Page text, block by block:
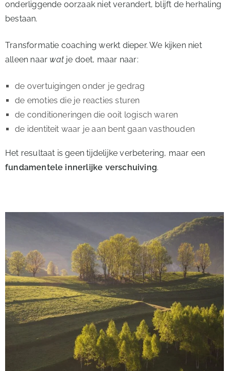
onderliggende oorzaak niet verandert, blijft de herhaling
bestaan.
Transformatie coaching werkt dieper. We kijken niet
alleen naar watje doet, maar naar:
de overtuigingen onder je gedrag
de emoties die je reacties sturen
de conditioneringen die ooit logisch waren
de identiteit waar je aan bent gaan vasthouden
Het resultaat is geen tijdelijke verbetering, maar een
fundamentele innerlijke verschuiving.